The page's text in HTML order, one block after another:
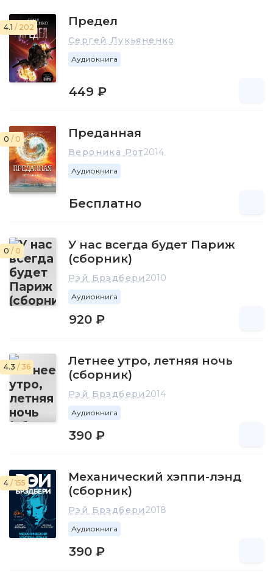
4.1 / 202 Предел
Сергей Лукьяненко
Аудиокнига
449 ₽
0 / 0 Преданная
Вероника Рот2014
Аудиокнига
Бесплатно
0 / 0
У нас всегда будет Париж
(сборник)
Рэй Брэдбери2010
Аудиокнига
920 ₽
4.3 / 36
Летнее утро, летняя ночь
(сборник)
Рэй Брэдбери2014
Аудиокнига
390 ₽
4 / 155
Механический хэппи-лэнд
(сборник)
Рэй Брэдбери2018
Аудиокнига
390 ₽